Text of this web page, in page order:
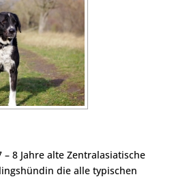
– 8 Jahre alte Zentralasiatische
die alle typischen